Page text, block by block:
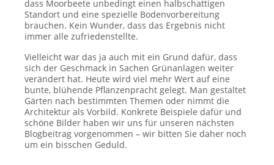
dass Moorbeete unbedingt einen halbschattigen
Standort und eine spezielle Bodenvorbereitung
brauchen. Kein Wunder, dass das Ergebnis nicht
immer alle zufriedenstellte.
Vielleicht war das ja auch mit ein Grund dafür, dass
sich der Geschmack in Sachen Grünanlagen weiter
verändert hat. Heute wird viel mehr Wert auf eine
bunte, blühende Pflanzenpracht gelegt. Man gestaltet
Gärten nach bestimmten Themen oder nimmt die
Architektur als Vorbild. Konkrete Beispiele dafür und
schöne Bilder haben wir uns für unseren nächsten
Blogbeitrag vorgenommen – wir bitten Sie daher noch
um ein bisschen Geduld.